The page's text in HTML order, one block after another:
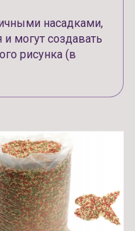
насадками,
могут создавать
рисунка (в